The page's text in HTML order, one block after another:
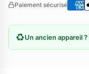
♻️Un ancien appareil ?
Paiement sécurisé